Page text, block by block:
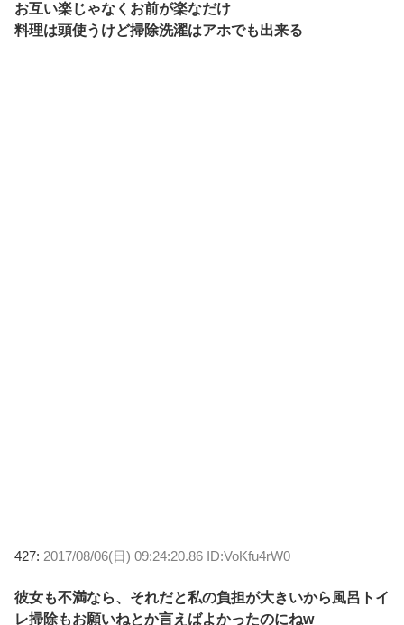
お互い楽じゃなくお前が楽なだけ
料理は頭使うけど掃除洗濯はアホでも出来る
427: 2017/08/06(日) 09:24:20.86 ID:VoKfu4rW0
彼女も不満なら、それだと私の負担が大きいから風呂トイ
レ掃除もお願いねとか言えばよかったのにねw